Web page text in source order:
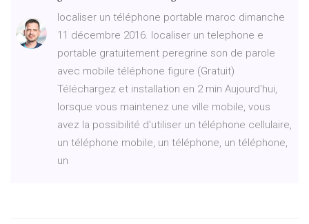
localiser un téléphone portable maroc dimanche
11 décembre 2016. localiser un telephone e
portable gratuitement peregrine son de parole
avec mobile téléphone figure (Gratuit)
Téléchargez et installation en 2 min Aujourd'hui,
lorsque vous maintenez une ville mobile, vous
avez la possibilité d'utiliser un téléphone cellulaire,
un téléphone mobile, un téléphone, un téléphone,
un